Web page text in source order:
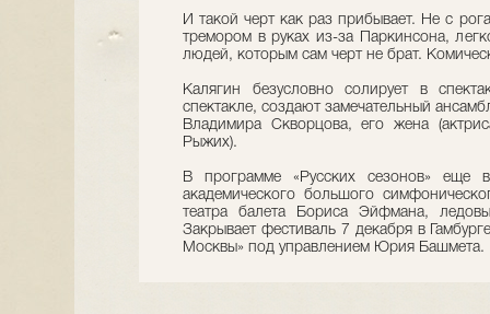
И такой черт как раз прибывает. Не с
тремором в руках из-за Паркинсона,
людей, которым сам черт не брат.
Калягин безусловно солирует в
спектакле, создают замечательный
Владимира Скворцова, его жена
Рыжих).
В программе «Русских сезонов» еще
академического большого
театра балета Бориса Эйфмана,
Закрывает фестиваль 7 декабря в
Москвы» под управлением Юрия Башмета.